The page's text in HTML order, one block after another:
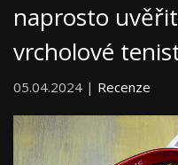
naprosto
vrcholové
05.04.2024 | Recenze